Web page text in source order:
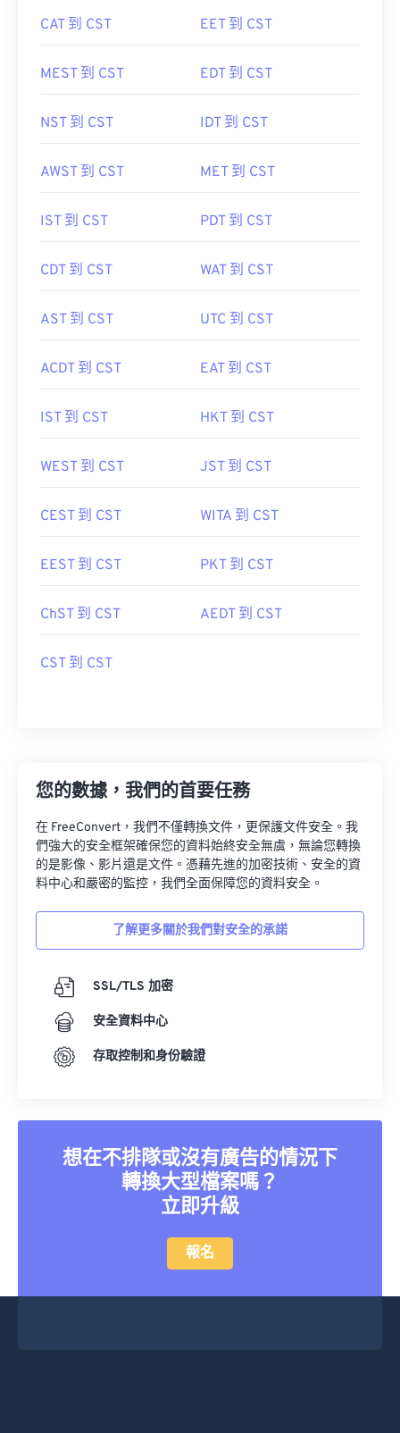
CAT 到 CST EET 到 CST
MEST 到 CST EDT 到 CST
NST 到 CST IDT 到 CST
AWST 到 CST MET 到 CST
IST 到 CST PDT 到 CST
CDT 到 CST WAT 到 CST
AST 到 CST UTC 到 CST
ACDT 到 CST EAT 到 CST
IST 到 CST HKT 到 CST
WEST 到 CST JST 到 CST
CEST 到 CST WITA 到 CST
EEST 到 CST PKT 到 CST
ChST 到 CST AEDT 到 CST
CST 到 CST
您的數據，我們的首要任務
在 FreeConvert，我們不僅轉換文件，更保護文件安全。我
們強大的安全框架確保您的資料始終安全無虞，無論您轉換
的是影像、影片還是文件。憑藉先進的加密技術、安全的資
料中心和嚴密的監控，我們全面保障您的資料安全。
了解更多關於我們對安全的承諾
SSL/TLS 加密
安全資料中心
存取控制和身份驗證
想在不排隊或沒有廣告的情況下
轉換大型檔案嗎？
立即升級
報名